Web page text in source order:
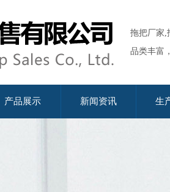
拖把厂家,
品类丰富
产品展示 新闻资讯 生